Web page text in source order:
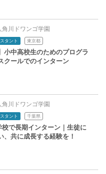
角川ドワンゴ学園
タント 東京都
小中高校生のためのプログラ
クールでのインターン
角川ドワンゴ学園
タント 千葉県
校で長期インターン｜生徒に
、共に成長する経験を！